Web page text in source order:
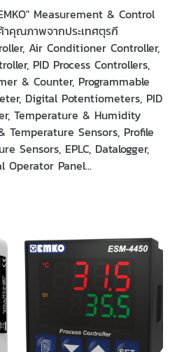
Measurement & Control
คุณภาพจากประเทศตุรกี
Air Conditioner Controller,
PID Process Controllers,
& Counter, Programmable
Digital Potentiometers, PID
Temperature & Humidity
Temperature Sensors, Profile
Sensors, EPLC, Datalogger,
Operator Panel...